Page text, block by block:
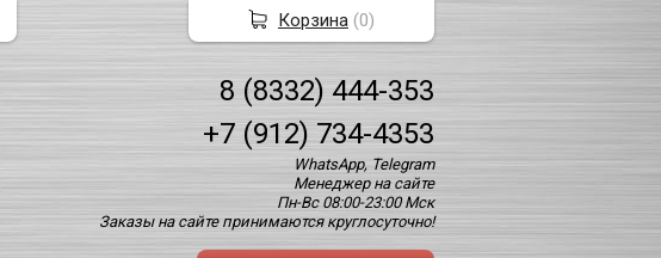
8 (8332) 444-353
+7 (912) 734-4353
WhatsApp, Telegram
Менеджер на сайте
Пн-Вс 08:00-23:00 Мск
Заказы на сайте принимаются круглосуточно!
Корзина (0)